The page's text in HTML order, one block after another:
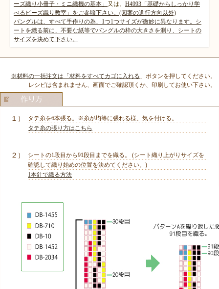
ーズ織り小冊子・ミニ織機の基本」 又は、 H4993「基礎からしっかり学
べるビーズ織り教室」をご参照下さい。(図案の進行方向以外)
バングルは、すべて手作りの為、1つ1つサイズが微妙に異なります。シ
ートを織る前に、不要な紙等でバングルの枠の大きさを測り、シートの
サイズを決めて下さい。
※材料の一括注文は「材料をすべてカゴに入れる 」ボタンを押してください。
レシピは含まれません、画面でご確認頂くか、印刷してお使い下さい。
１）
タテ糸を6本張る。※糸が均等に張れる様、気を付ける。
タテ糸の張り方はこちら
２）
シートの1段目から91段目までを織る。 (シート織り上がりサイズを
確認して織り始めの位置を決めてください。)
1本針で織る方法